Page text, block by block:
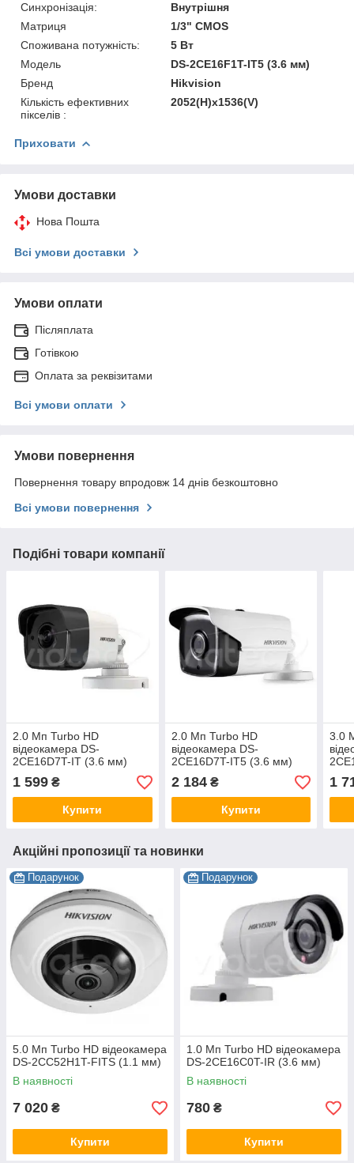
Синхронізація:
Внутрішня
Матриця
1/3" CMOS
Споживана потужність:
5 Вт
Модель
DS-2CE16F1T-IT5 (3.6 мм)
Бренд
Hikvision
Кількість ефективних
пікселів :
2052(H)х1536(V)
Приховати
Умови доставки
Нова Пошта
Всі умови доставки
Умови оплати
Післяплата
Готівкою
Оплата за реквізитами
Всі умови оплати
Умови повернення
Повернення товару впродовж 14 днів безкоштовно
Всі умови повернення
Подібні товари компанії
2.0 Мп Turbo HD
відеокамера DS-
2CE16D7T-IT (3.6 мм)
1 599 ₴
Купити
2.0 Мп Turbo HD
відеокамера DS-
2CE16D7T-IT5 (3.6 мм)
2 184₴
Купити
3.0
1
Акційні пропозиції та новинки
Подарунок
5.0 Мп Turbo HD відеокамера
DS-2CC52H1T-FITS (1.1 мм)
В наявності
7 020 ₴
Купити
Подарунок
1.0 Мп Turbo HD відеокамера
DS-2CE16C0T-IR (3.6 мм)
В наявності
780 ₴
Купити